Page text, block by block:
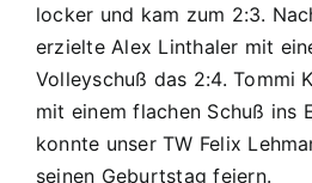
locker und kam zum 2:3.
erzielte Alex Linthaler mit
Volleyschuß das 2:4. Tommi
mit einem flachen Schuß ins
konnte unser TW Felix
seinen Geburtstag feiern.